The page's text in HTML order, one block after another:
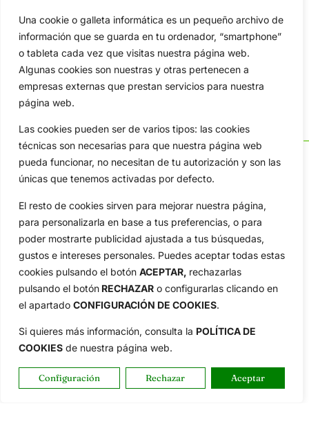
Una cookie o galleta informática es un pequeño archivo de
información que se guarda en tu ordenador, “smartphone”
o tableta cada vez que visitas nuestra página web.
Algunas cookies son nuestras y otras pertenecen a
empresas externas que prestan servicios para nuestra
página web.
Las cookies pueden ser de varios tipos: las cookies
técnicas son necesarias para que nuestra página web
pueda funcionar, no necesitan de tu autorización y son las
únicas que tenemos activadas por defecto.
El resto de cookies sirven para mejorar nuestra página,
para personalizarla en base a tus preferencias, o para
poder mostrarte publicidad ajustada a tus búsquedas,
gustos e intereses personales. Puedes aceptar todas estas
cookies pulsando el botón ACEPTAR, rechazarlas
pulsando el botón RECHAZAR o configurarlas clicando en
el apartado CONFIGURACIÓN DE COOKIES.
Si quieres más información, consulta la POLÍTICA DE
COOKIES de nuestra página web.
Configuración Rechazar Aceptar
OpenGolf ofrece toda la actualidad, información del golf
profesional y amateur, resultados en directo, vídeos, noticias,
Jon Rahm, LIV Golf, PGA Tour, Ryder Cup, DP World Tour, LPGA
Tour...
Categorias
Inicio
Actualidad
Circuitos
Jon Rahm
Ryder Cup
Vídeos
Compañía